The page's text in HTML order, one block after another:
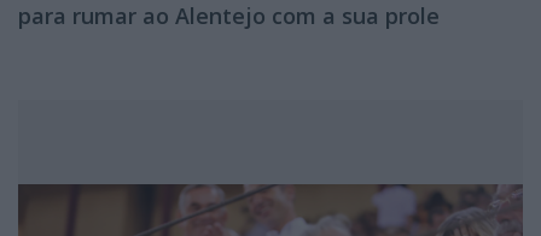
para rumar ao Alentejo com a sua prole